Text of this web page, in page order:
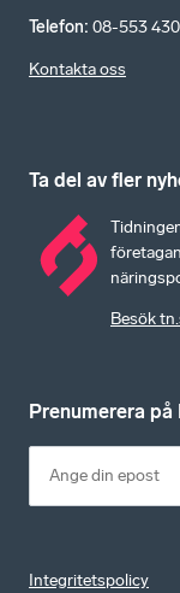
Telefon: 08-553
Kontakta oss
Ta del av fler
Besök
Prenumerera
Integritetspolicy